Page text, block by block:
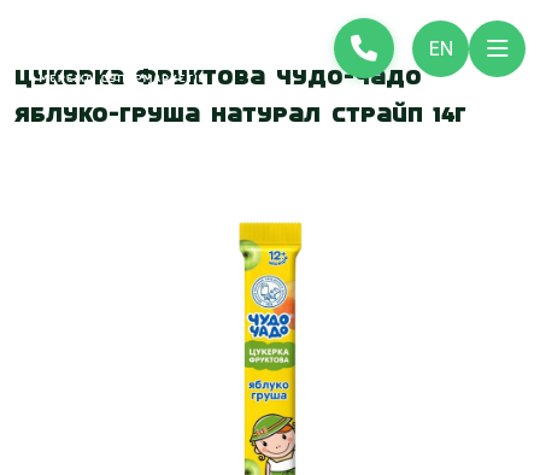
EN
Цукерка фруктова Чудо-Чадо
Яблуко-Груша натурал страйп 14г